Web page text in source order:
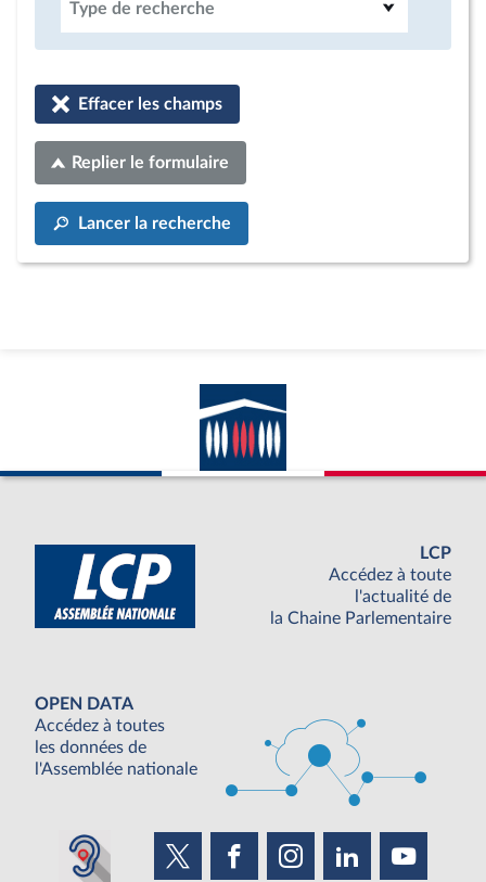
Type de recherche
Effacer les champs
Replier le formulaire
Lancer la recherche
LCP
Accédez à toute
l'actualité de
la Chaine Parlementaire
OPEN DATA
Accédez à toutes
les données de
l'Assemblée nationale